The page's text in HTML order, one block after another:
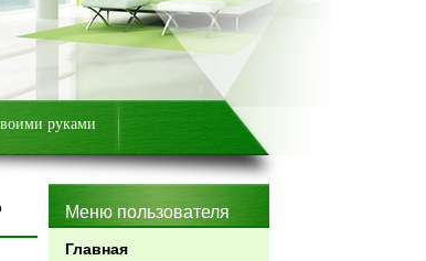
руками
Меню пользователя
Главная